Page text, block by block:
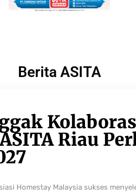
Berita ASITA
Riau
Homestay Malaysia sukses